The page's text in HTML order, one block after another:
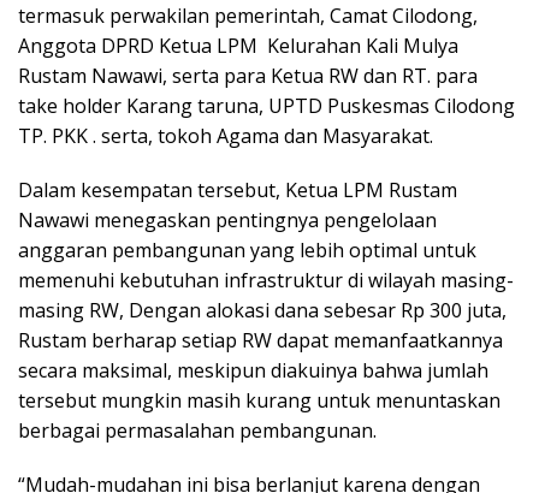
termasuk perwakilan pemerintah, Camat Cilodong,
Anggota DPRD Ketua LPM Kelurahan Kali Mulya
Rustam Nawawi, serta para Ketua RW dan RT. para
take holder Karang taruna, UPTD Puskesmas Cilodong
TP. PKK . serta, tokoh Agama dan Masyarakat.
Dalam kesempatan tersebut, Ketua LPM Rustam
Nawawi menegaskan pentingnya pengelolaan
anggaran pembangunan yang lebih optimal untuk
memenuhi kebutuhan infrastruktur di wilayah masing-
masing RW, Dengan alokasi dana sebesar Rp 300 juta,
Rustam berharap setiap RW dapat memanfaatkannya
secara maksimal, meskipun diakuinya bahwa jumlah
tersebut mungkin masih kurang untuk menuntaskan
berbagai permasalahan pembangunan.
“Mudah-mudahan ini bisa berlanjut karena dengan